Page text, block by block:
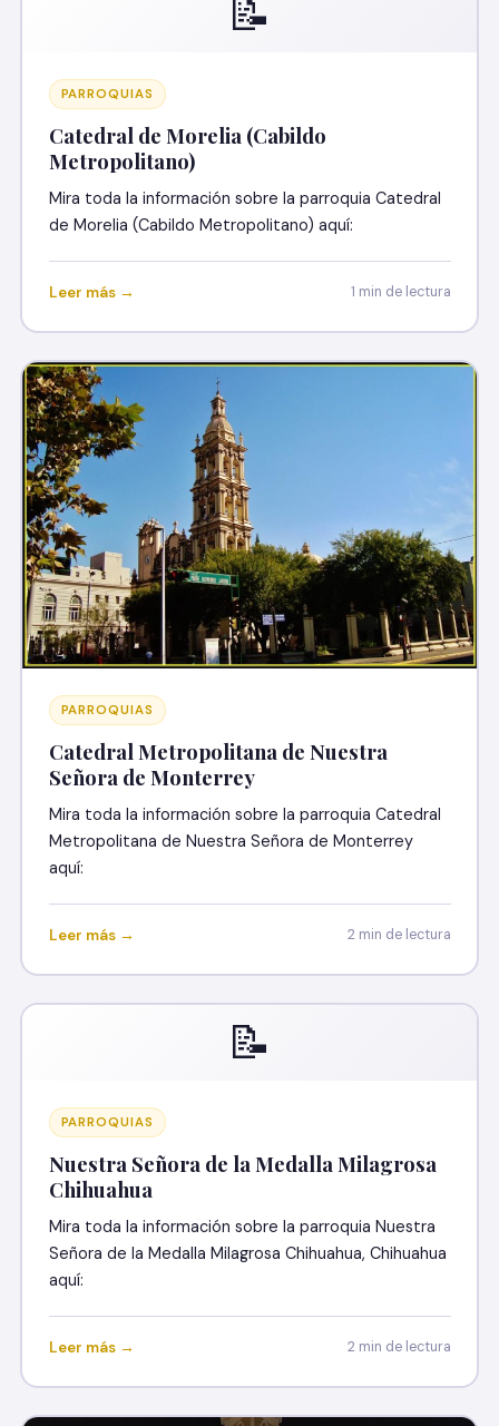
📝
PARROQUIAS
Catedral de Morelia (Cabildo
Metropolitano)
Mira toda la información sobre la parroquia Catedral
de Morelia (Cabildo Metropolitano) aquí:
Leer más → 1 min de lectura
PARROQUIAS
Catedral Metropolitana de Nuestra
Señora de Monterrey
Mira toda la información sobre la parroquia Catedral
Metropolitana de Nuestra Señora de Monterrey
aquí:
Leer más → 2 min de lectura
📝
PARROQUIAS
Nuestra Señora de la Medalla Milagrosa
Chihuahua
Mira toda la información sobre la parroquia Nuestra
Señora de la Medalla Milagrosa Chihuahua, Chihuahua
aquí:
Leer más → 2 min de lectura